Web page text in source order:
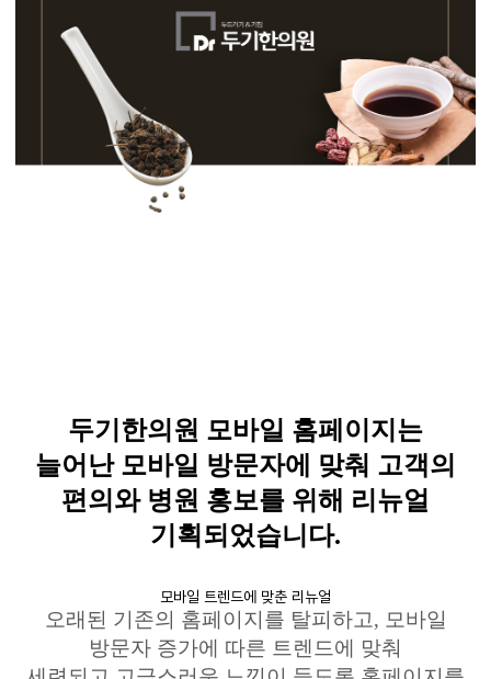
두기한의원 모바일 홈페이지는
늘어난 모바일 방문자에 맞춰 고객의
편의와 병원 홍보를 위해 리뉴얼
기획되었습니다.
모바일 트렌드에 맞춘 리뉴얼
오래된 기존의 홈페이지를 탈피하고, 모바일
방문자 증가에 따른 트렌드에
맞춰